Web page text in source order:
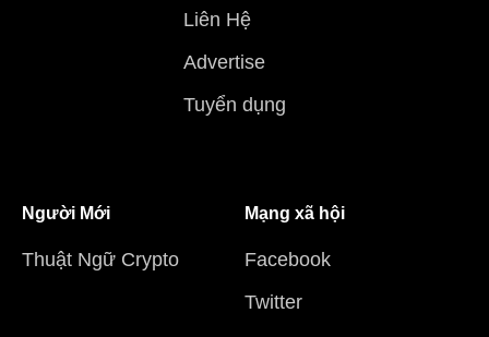
Liên Hệ
Advertise
Tuyển dụng
Người Mới
Thuật Ngữ Crypto
Mạng xã hội
Facebook
Twitter